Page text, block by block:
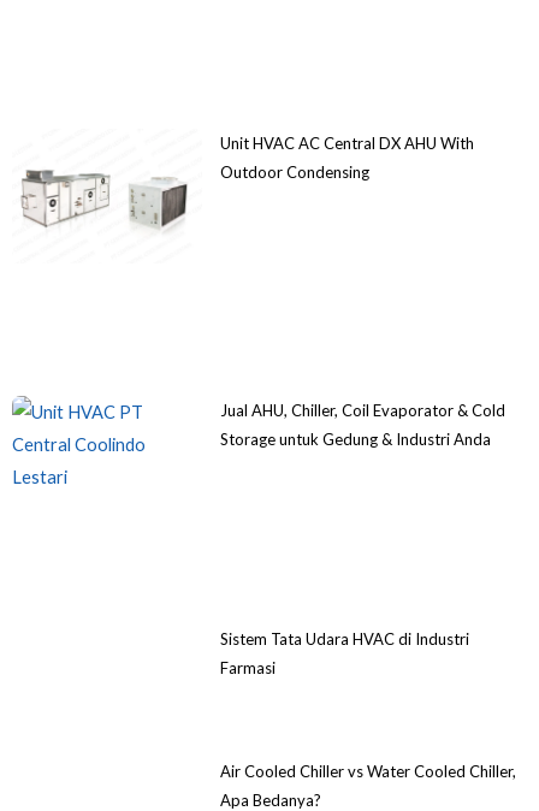
Unit HVAC AC Central DX AHU With
Outdoor Condensing
Jual AHU, Chiller, Coil Evaporator & Cold
Storage untuk Gedung & Industri Anda
Sistem Tata Udara HVAC di Industri
Farmasi
Air Cooled Chiller vs Water Cooled Chiller,
Apa Bedanya?